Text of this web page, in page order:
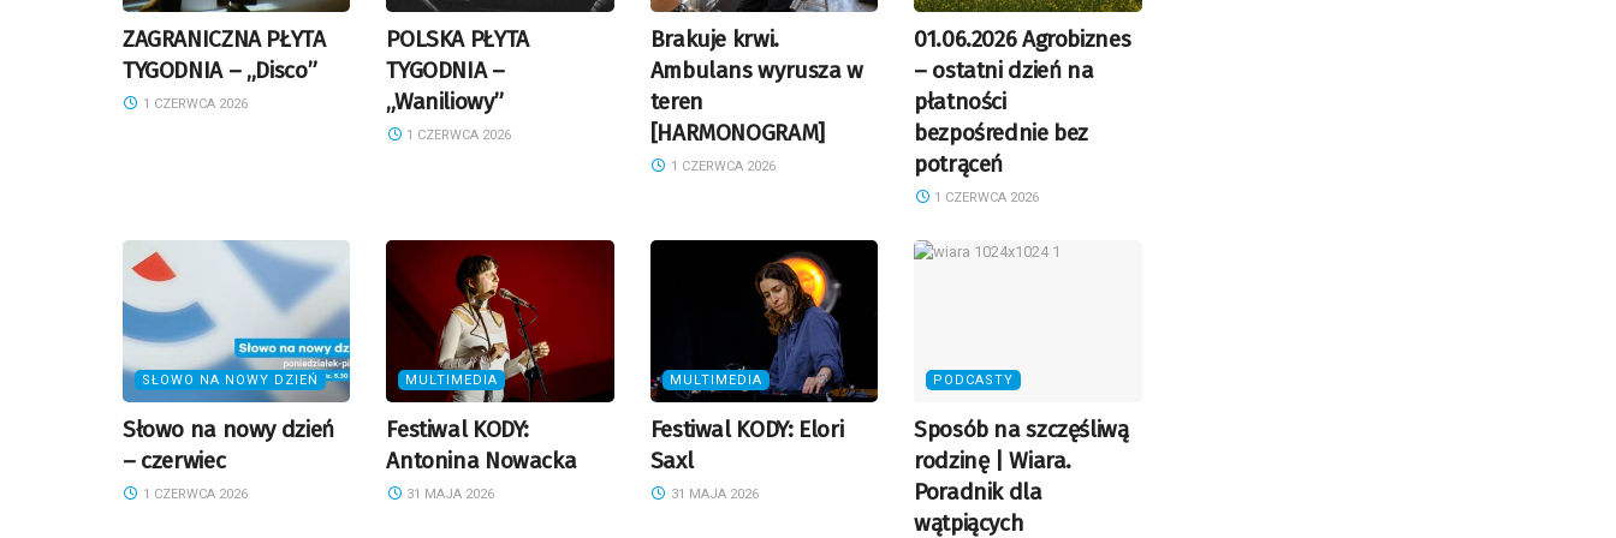
ZAGRANICZNA PŁYTA
TYGODNIA – „Disco”
1 CZERWCA 2026
POLSKA PŁYTA
TYGODNIA –
„Waniliowy”
1 CZERWCA 2026
Brakuje krwi.
Ambulans wyrusza w
teren
[HARMONOGRAM]
1 CZERWCA 2026
01.06.2026 Agrobiznes
– ostatni dzień na
płatności
bezpośrednie bez
potrąceń
1 CZERWCA 2026
SŁOWO NA NOWY DZIEŃ
Słowo na nowy dzień
– czerwiec
1 CZERWCA 2026
MULTIMEDIA
Festiwal KODY:
Antonina Nowacka
31 MAJA 2026
MULTIMEDIA
Festiwal KODY: Elori
Saxl
31 MAJA 2026
PODCASTY
Sposób na szczęśliwą
rodzinę | Wiara.
Poradnik dla
wątpiących